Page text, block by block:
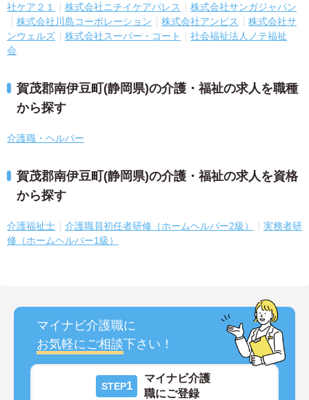
社ケア２１
株式会社ニチイケアパレス
株式会社サンガジャパン
株式会社川島コーポレーション
株式会社アンビス
株式会社サ
ンウェルズ
株式会社スーパー・コート
社会福祉法人ノテ福祉
会
賀茂郡南伊豆町(静岡県)の介護・福祉の求人を職種
から探す
介護職・ヘルパー
賀茂郡南伊豆町(静岡県)の介護・福祉の求人を資格
から探す
介護福祉士 介護職員初任者研修（ホームヘルパー2級）
実務者研
修（ホームヘルパー1級）
マイナビ介護職に
お気軽にご相談下さい！
STEP1
マイナビ介護
職にご登録